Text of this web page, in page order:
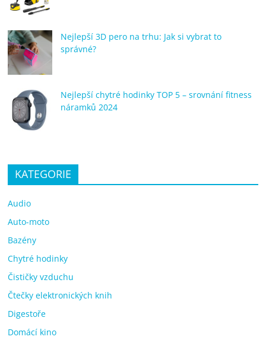
Nejlepší 3D pero na trhu: Jak si vybrat to
správné?
Nejlepší chytré hodinky TOP 5 – srovnání fitness
náramků 2024
KATEGORIE
Audio
Auto-moto
Bazény
Chytré hodinky
Čističky vzduchu
Čtečky elektronických knih
Digestoře
Domácí kino